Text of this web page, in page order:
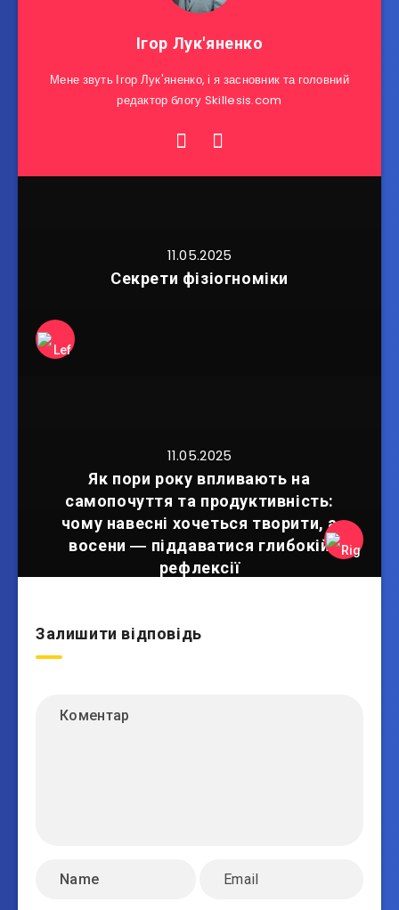
Ігор Лук'яненко
Мене звуть Ігор Лук'яненко, і я засновник та головний
редактор блогу Skillesis.com
11.05.2025
Секрети фізіогноміки
11.05.2025
Як пори року впливають на
самопочуття та продуктивність:
чому навесні хочеться творити, а
восени ― піддаватися глибокій
рефлексії
Залишити відповідь